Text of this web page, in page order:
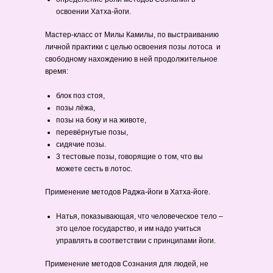
освоении Хатха-йоги.
Мастер-класс от Милы Камилы, по выстраиванию
личной практики с целью освоения позы лотоса и
свободному нахождению в ней продолжительное
время:
блок поз стоя,
позы лёжа,
позы на боку и на животе,
перевёрнутые позы,
сидячие позы.
3 тестовые позы, говорящие о том, что вы
можете сесть в лотос.
Применение методов Раджа-йоги в Хатха-йоге.
Натья, показывающая, что человеческое тело –
это целое государство, и им надо учиться
управлять в соответствии с принципами йоги.
Применение методов Сознания для людей, не